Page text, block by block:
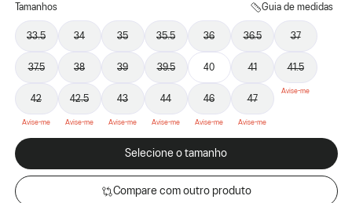
Tamanhos Guia de medidas
33.5 34 35 35.5 36 36.5 37
37.5 38 39 39.5 40 41 41.5
42 42.5 43 44 46 47
Selecione o tamanho
Compare com outro produto